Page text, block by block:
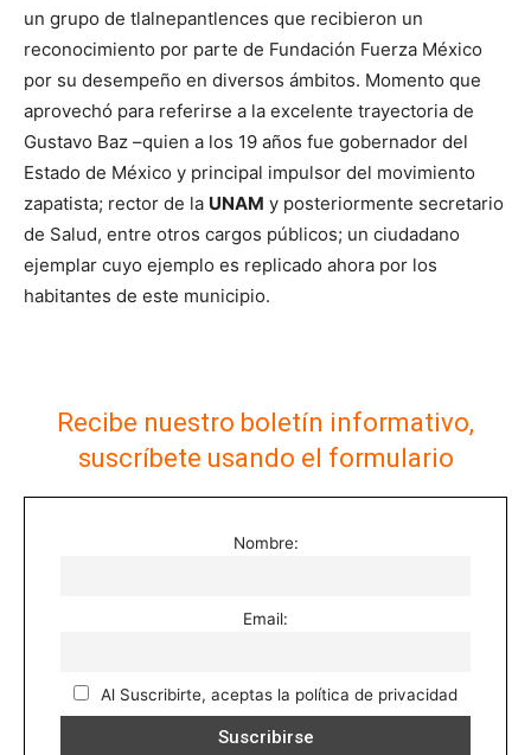
un grupo de tlalnepantlences que recibieron un
reconocimiento por parte de Fundación Fuerza México
por su desempeño en diversos ámbitos. Momento que
aprovechó para referirse a la excelente trayectoria de
Gustavo Baz –quien a los 19 años fue gobernador del
Estado de México y principal impulsor del movimiento
zapatista; rector de la UNAM y posteriormente secretario
de Salud, entre otros cargos públicos; un ciudadano
ejemplar cuyo ejemplo es replicado ahora por los
habitantes de este municipio.
Recibe nuestro boletín informativo,
suscríbete usando el formulario
Nombre:
Email:
Al Suscribirte, aceptas la política de privacidad